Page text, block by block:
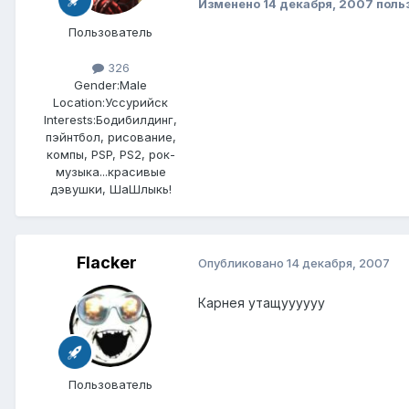
Пользователь
326
Gender:Male
Location:Уссурийск
Interests:Бодибилдинг,
пэйнтбол, рисование,
компы, PSP, PS2, рок-
музыка...красивые
дэвушки, ШаШлыкь!
Изменено 14 декабря, 2007
Flacker
Пользователь
Опубликовано 14 декабря, 2007
Карнея утащуууууу